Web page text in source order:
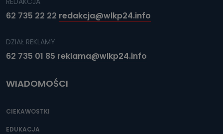
62 735 22 22 redakcja@wlkp24.info
DZIAŁ REKLAMY
62 735 01 85 reklama@wlkp24.info
WIADOMOŚCI
CIEKAWOSTKI
EDUKACJA